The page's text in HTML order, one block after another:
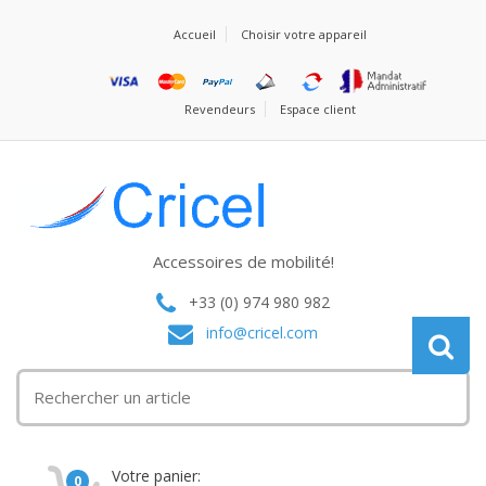
Accueil Choisir votre appareil
Revendeurs Espace client
Accessoires de mobilité!
+33 (0) 974 980 982
info@cricel.com
0 Votre panier: